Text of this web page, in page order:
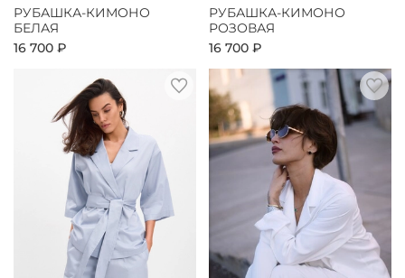
РУБАШКА-КИМОНО
БЕЛАЯ
16 700 ₽
РУБАШКА-КИМОНО
РОЗОВАЯ
16 700 ₽